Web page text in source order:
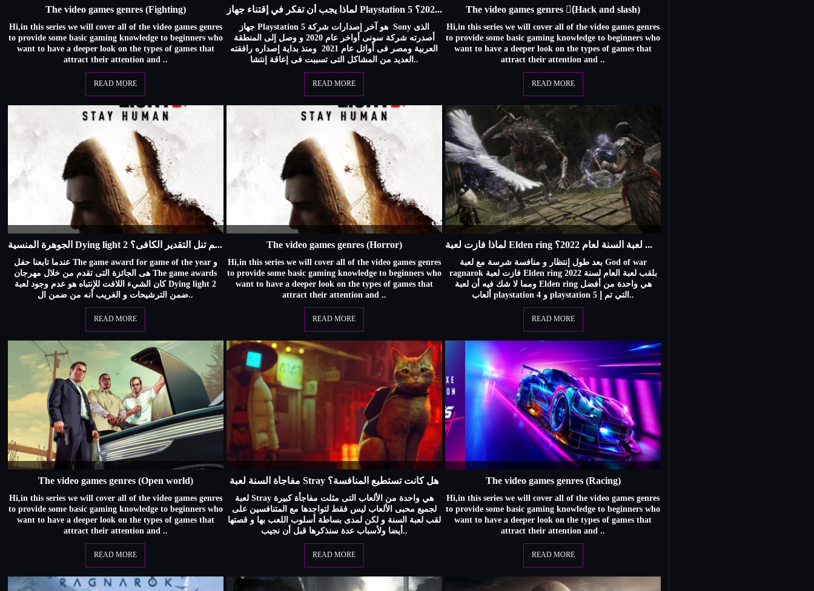
The video games genres (Fighting)
Hi,in this series we will cover all of the video games genres
to provide some basic gaming knowledge to beginners who
want to have a deeper look on the types of games that
attract their attention and ..
READ MORE
لماذا يجب أن تفكر في إقتناء جهاز Playstation 5 قبل إنتهاء عام 2022؟
جهاز Playstation 5 هو آخر إصدارات شركة Sony الذى
أصدرته شركة سونى أواخر عام 2020 و وصل إلى المنطقة
العربية ومصر فى أوائل عام 2021 ومنذ بداية إصداره رافقته
العديد من المشاكل التى تسببت فى إعاقة إنتشا..
READ MORE
The video games genres (ٍHack and slash)
Hi,in this series we will cover all of the video games genres
to provide some basic gaming knowledge to beginners who
want to have a deeper look on the types of games that
attract their attention and ..
READ MORE
الجوهرة المنسية Dying light 2 لماذا لم تنل التقدير الكافى؟
عندما تابعنا حفل The game award for game of the year و
هى الجائزة التى تقدم من خلال مهرجان The game awards
كان الشيء اللافت للإنتباه هو عدم وجود لعبة Dying light 2
ضمن الترشيحات و الغريب أنه من ضمن ال..
READ MORE
The video games genres (Horror)
Hi,in this series we will cover all of the video games genres
to provide some basic gaming knowledge to beginners who
want to have a deeper look on the types of games that
attract their attention and ..
READ MORE
لماذا فازت لعبة Elden ring بلقب لعبة السنة لعام 2022؟
بعد طول إنتظار و منافسة شرسة مع لعبة God of war
ragnarok فازت لعبة Elden ring بلقب لعبة العام لسنة 2022
ومما لا شك فيه أن لعبة Elden ring هي واحدة من أفضل
ألعاب playstation 4 و playstation 5 التي تم إ..
READ MORE
The video games genres (Open world)
Hi,in this series we will cover all of the video games genres
to provide some basic gaming knowledge to beginners who
want to have a deeper look on the types of games that
attract their attention and ..
READ MORE
مفاجأة السنة لعبة Stray هل كانت تستطيع المنافسة؟
لعبة Stray هي واحدة من الألعاب التى مثلت مفاجأة كبيرة
لجميع محبى الألعاب ليس فقط لتواجدها مع المتنافسين على
لقب لعبة السنة و لكن لمدى بساطة أسلوب اللعب بها و قصتها
أيضا ولأسباب عدة سنذكرها قبل أن نجيب..
READ MORE
The video games genres (Racing)
Hi,in this series we will cover all of the video games genres
to provide some basic gaming knowledge to beginners who
want to have a deeper look on the types of games that
attract their attention and ..
READ MORE